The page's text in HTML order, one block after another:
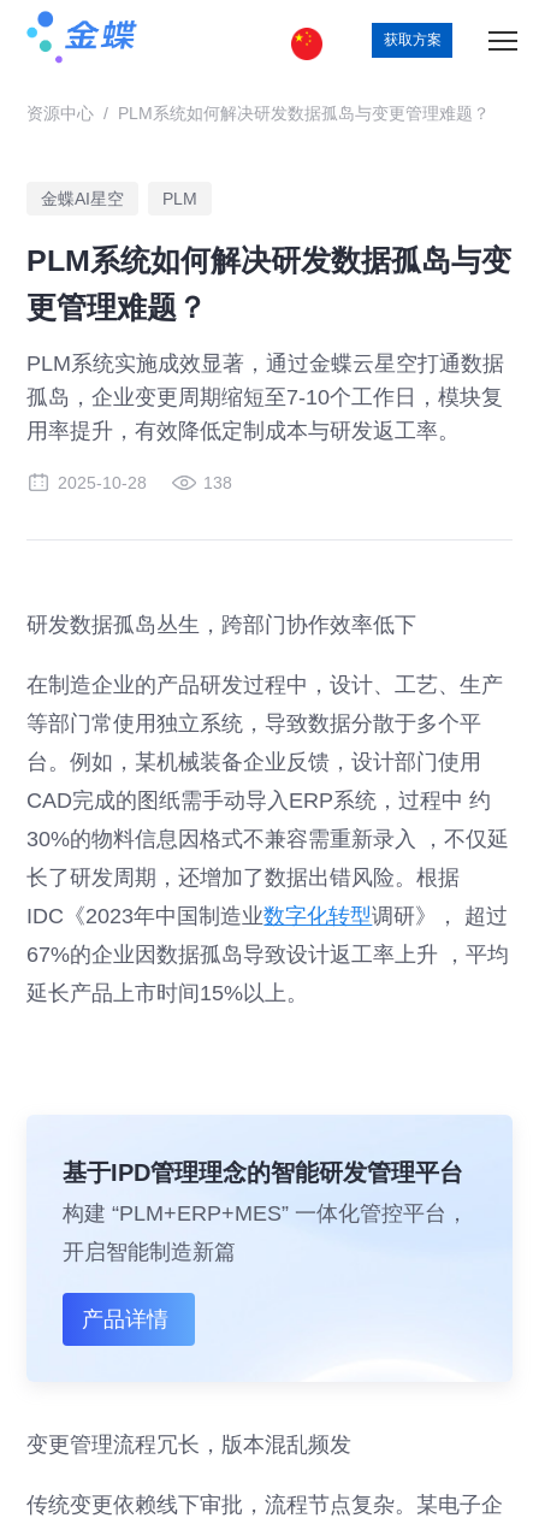
获取方案
资源中心 / PLM系统如何解决研发数据孤岛与变更管理难题？
金蝶AI星空 PLM
PLM系统如何解决研发数据孤岛与变
更管理难题？
PLM系统实施成效显著，通过金蝶云星空打通数据
孤岛，企业变更周期缩短至7-10个工作日，模块复
用率提升，有效降低定制成本与研发返工率。
2025-10-28 138
研发数据孤岛丛生，跨部门协作效率低下
在制造企业的产品研发过程中，设计、工艺、生产
等部门常使用独立系统，导致数据分散于多个平
台。例如，某机械装备企业反馈，设计部门使用
CAD完成的图纸需手动导入ERP系统，过程中 约
30%的物料信息因格式不兼容需重新录入 ，不仅延
长了研发周期，还增加了数据出错风险。根据
IDC《2023年中国制造业数字化转型调研》， 超过
67%的企业因数据孤岛导致设计返工率上升 ，平均
延长产品上市时间15%以上。
基于IPD管理理念的智能研发管理平台
构建 “PLM+ERP+MES” 一体化管控平台，
开启智能制造新篇
产品详情
变更管理流程冗长，版本混乱频发
传统变更依赖线下审批，流程节点复杂。某电子企